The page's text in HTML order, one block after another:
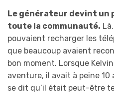
Le générateur devint un
toute la communauté.
pouvaient recharger les
que beaucoup avaient
bon moment. Lorsque
aventure, il avait à peine 10
se dit qu’il était peut-être